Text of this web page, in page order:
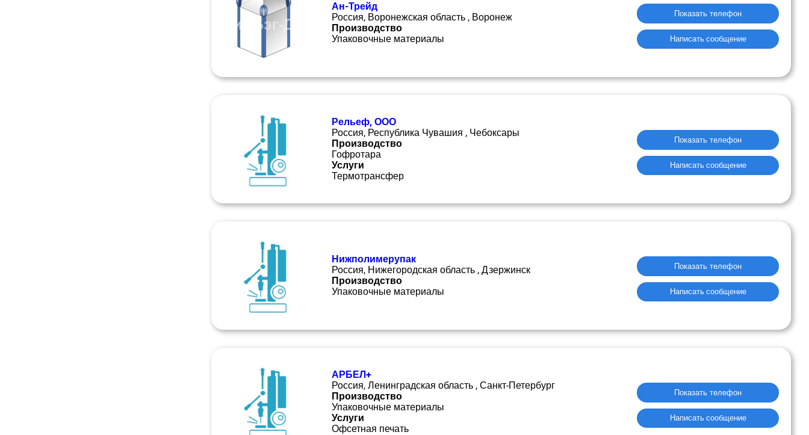
Ан-Трейд
Россия, Воронежская область , Воронеж
Производство
Упаковочные материалы
Показать телефон
Написать сообщение
Рельеф, ООО
Россия, Республика Чувашия , Чебоксары
Производство
Гофротара
Услуги
Термотрансфер
Показать телефон
Написать сообщение
Нижполимерупак
Россия, Нижегородская область , Дзержинск
Производство
Упаковочные материалы
Показать телефон
Написать сообщение
АРБЕЛ+
Россия, Ленинградская область , Санкт-Петербург
Производство
Упаковочные материалы
Услуги
Офсетная печать
Показать телефон
Написать сообщение